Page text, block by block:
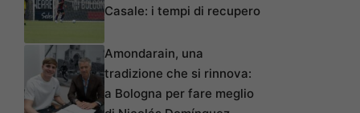
Casale: i tempi di recupero
Amondarain, una
tradizione che si rinnova:
a Bologna per fare meglio